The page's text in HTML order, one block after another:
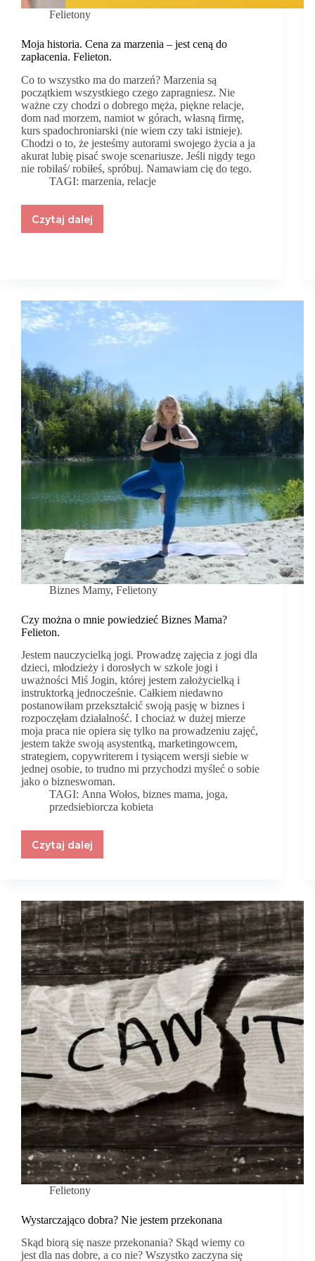
Felietony
Moja historia. Cena za marzenia – jest ceną do
zapłacenia. Felieton.
Co to wszystko ma do marzeń? Marzenia są
początkiem wszystkiego czego zapragniesz. Nie
ważne czy chodzi o dobrego męża, piękne relacje,
dom nad morzem, namiot w górach, własną firmę,
kurs spadochroniarski (nie wiem czy taki istnieje).
Chodzi o to, że jesteśmy autorami swojego życia a ja
akurat lubię pisać swoje scenariusze. Jeśli nigdy tego
nie robiłaś/ robiłeś, spróbuj. Namawiam cię do tego.
TAGI: marzenia,relacje
Czytaj dalej
Moja
jest
ceną
do
zapłacenia.
Biznes Mamy, Felietony
Czy można o mnie powiedzieć Biznes Mama?
Felieton.
Jestem nauczycielką jogi. Prowadzę zajęcia z jogi dla
dzieci, młodzieży i dorosłych w szkole jogi i
uważności Miś Jogin, której jestem założycielką i
instruktorką jednocześnie. Całkiem niedawno
postanowiłam przekształcić swoją pasję w biznes i
rozpoczęłam działalność. I chociaż w dużej mierze
moja praca nie opiera się tylko na prowadzeniu zajęć,
jestem także swoją asystentką, marketingowcem,
strategiem, copywriterem i tysiącem wersji siebie w
jednej osobie, to trudno mi przychodzi myśleć o sobie
jako o bizneswoman.
TAGI: Anna Wołos,biznes mama,joga,
przedsiebiorcza kobieta
Czytaj dalej
Czy
powiedzieć
Biznes
Mama?
Felieton.
Felietony
Wystarczająco dobra? Nie jestem przekonana
Skąd biorą się nasze przekonania? Skąd wiemy co
jest dla nas dobre, a co nie? Wszystko zaczyna się